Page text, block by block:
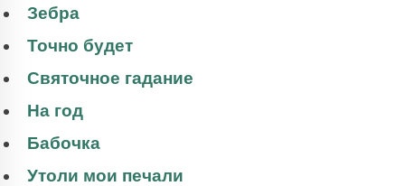
Зебра
Точно будет
Святочное гадание
На год
Бабочка
Утоли мои печали